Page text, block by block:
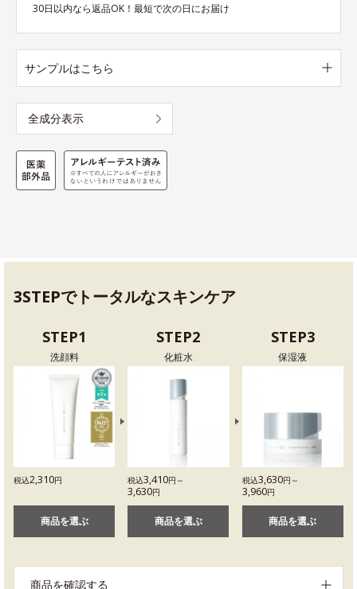
30日以内なら返品OK！最短で次の日にお届け
サンプルはこちら
全成分表示
3STEPでトータルなスキンケア
STEP1
洗顔料
税込2,310円
商品を選ぶ
STEP2
化粧水
税込3,410円～
3,630円
商品を選ぶ
STEP3
保湿液
税込3,630円～
3,960円
商品を選ぶ
商品を確認する